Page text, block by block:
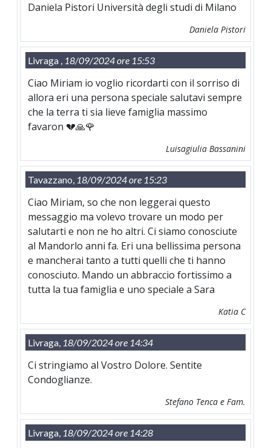
Daniela Pistori Università degli studi di Milano
Daniela Pistori
Livraga , 18/09/2024 ore 15:53
Ciao Miriam io voglio ricordarti con il sorriso di
allora eri una persona speciale salutavi sempre
che la terra ti sia lieve famiglia massimo
favaron 💔🙏🌹
Luisagiulia Bassanini
Tavazzano, 18/09/2024 ore 15:23
Ciao Miriam, so che non leggerai questo
messaggio ma volevo trovare un modo per
salutarti e non ne ho altri. Ci siamo conosciute
al Mandorlo anni fa. Eri una bellissima persona
e mancherai tanto a tutti quelli che ti hanno
conosciuto. Mando un abbraccio fortissimo a
tutta la tua famiglia e uno speciale a Sara
Katia C
Livraga, 18/09/2024 ore 14:34
Ci stringiamo al Vostro Dolore. Sentite
Condoglianze.
Stefano Tenca e Fam.
Livraga, 18/09/2024 ore 14:28